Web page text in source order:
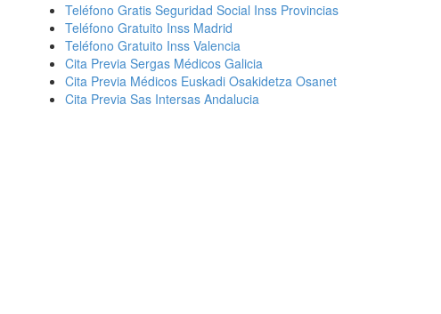
Teléfono Gratis Seguridad Social Inss Provincias
Teléfono Gratuito Inss Madrid
Teléfono Gratuito Inss Valencia
Cita Previa Sergas Médicos Galicia
Cita Previa Médicos Euskadi Osakidetza Osanet
Cita Previa Sas Intersas Andalucia